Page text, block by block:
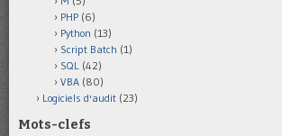
PHP (6)
Python (13)
Script Batch (1)
SQL (42)
VBA (80)
Logiciels d'audit (23)
Mots-clefs